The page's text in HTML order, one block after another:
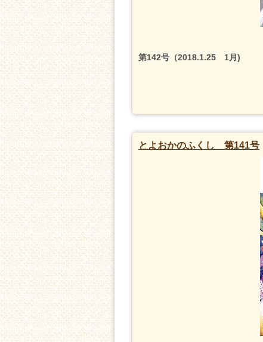
第142号（2018.1.25 1月)
とよおかのふくし 第141号